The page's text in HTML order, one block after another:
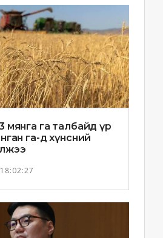
мянга га талбайд үр
га-д хүнсний